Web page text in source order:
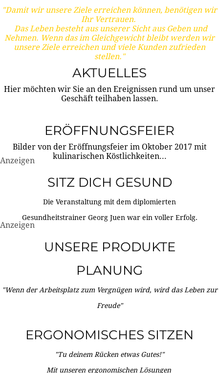
"Damit wir unsere Ziele erreichen können, benötigen wir
Ihr Vertrauen.
Das Leben besteht aus unserer Sicht aus Geben und
Nehmen. Wenn das im Gleichgewicht bleibt werden wir
unsere Ziele erreichen und viele Kunden zufrieden
stellen."
AKTUELLES
Hier möchten wir Sie an den Ereignissen rund um unser
Geschäft teilhaben lassen.
ERÖFFNUNGSFEIER
Bilder von der Eröffnungsfeier im Oktober 2017 mit
kulinarischen Köstlichkeiten...
Anzeigen
SITZ DICH GESUND
Die Veranstaltung mit dem diplomierten
Gesundheitstrainer Georg Juen war ein voller Erfolg.
Anzeigen
UNSERE PRODUKTE
PLANUNG
"Wenn der Arbeitsplatz zum Vergnügen wird, wird das Leben zur
Freude"
ERGONOMISCHES SITZEN
"Tu deinem Rücken etwas Gutes!"
Mit unseren ergonomischen Lösungen